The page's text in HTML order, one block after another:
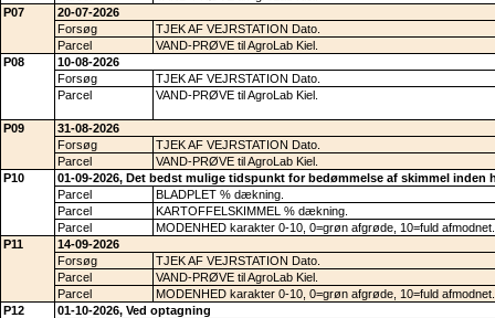
P07
20-07-2026
Forsøg
TJEK AF VEJRSTATION Dato.
Parcel
VAND-PRØVE til AgroLab Kiel.
P08
10-08-2026
Forsøg
TJEK AF VEJRSTATION Dato.
Parcel
VAND-PRØVE til AgroLab Kiel.
P09
31-08-2026
Forsøg
TJEK AF VEJRSTATION Dato.
Parcel
VAND-PRØVE til AgroLab Kiel.
P10
01-09-2026, Det bedst mulige tidspunkt for bedømmelse af skimmel inden
Parcel
BLADPLET % dækning.
Parcel
KARTOFFELSKIMMEL % dækning.
Parcel
MODENHED karakter 0-10, 0=grøn afgrøde, 10=fuld afmodnet.
P11
14-09-2026
Forsøg
TJEK AF VEJRSTATION Dato.
Parcel
VAND-PRØVE til AgroLab Kiel.
Parcel
MODENHED karakter 0-10, 0=grøn afgrøde, 10=fuld afmodnet.
P12
01-10-2026, Ved optagning